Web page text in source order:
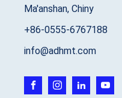
Ma'anshan, Chiny
+86-0555-6767188
info@adhmt.com